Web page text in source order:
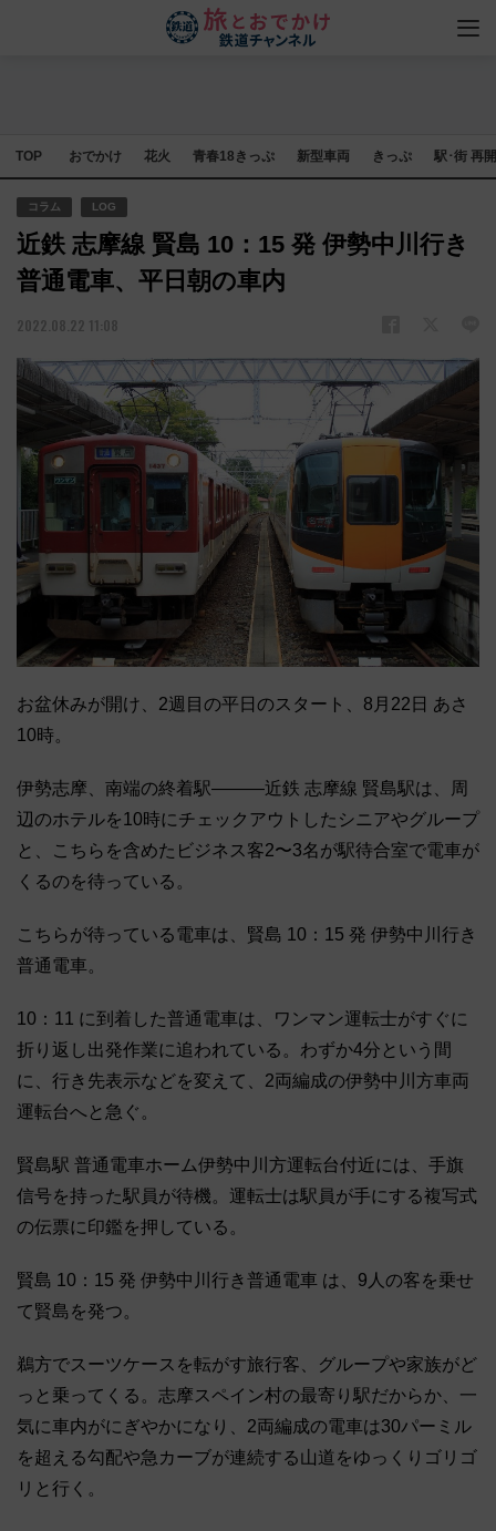
TOP おでかけ 花火 青春18きっぷ 新型車両 きっぷ 駅･街 再
コラム LOG
近鉄 志摩線 賢島 10：15 発 伊勢中川行き
普通電車、平日朝の車内
2022.08.22 11:08
お盆休みが開け、2週目の平日のスタート、8月22日 あさ
10時。
伊勢志摩、南端の終着駅―――近鉄 志摩線 賢島駅は、周
辺のホテルを10時にチェックアウトしたシニアやグループ
と、こちらを含めたビジネス客2〜3名が駅待合室で電車が
くるのを待っている。
こちらが待っている電車は、賢島 10：15 発 伊勢中川行き
普通電車。
10：11 に到着した普通電車は、ワンマン運転士がすぐに
折り返し出発作業に追われている。わずか4分という間
に、行き先表示などを変えて、2両編成の伊勢中川方車両
運転台へと急ぐ。
賢島駅 普通電車ホーム伊勢中川方運転台付近には、手旗
信号を持った駅員が待機。運転士は駅員が手にする複写式
の伝票に印鑑を押している。
賢島 10：15 発 伊勢中川行き普通電車 は、9人の客を乗せ
て賢島を発つ。
鵜方でスーツケースを転がす旅行客、グループや家族がど
っと乗ってくる。志摩スペイン村の最寄り駅だからか、一
気に車内がにぎやかになり、2両編成の電車は30パーミル
を超える勾配や急カーブが連続する山道をゆっくりゴリゴ
リと行く。